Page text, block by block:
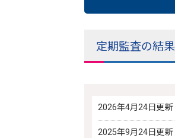
定期監査の結果
2026年4月24日更新
2025年9月24日更新